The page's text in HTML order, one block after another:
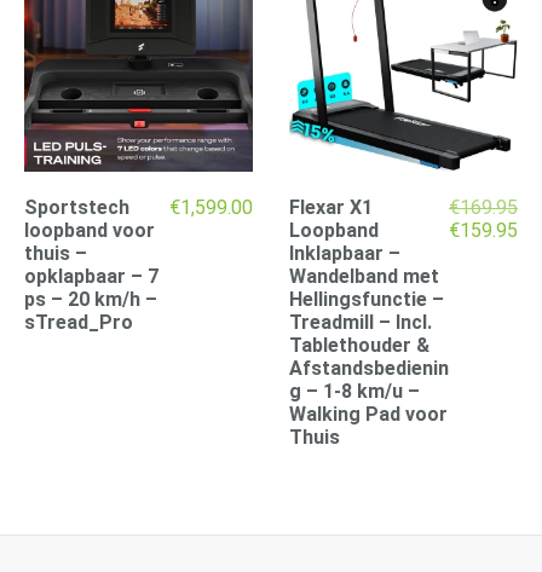
Sportstech
loopband voor
thuis –
opklapbaar – 7
ps – 20 km/h –
sTread_Pro
€1,599.00
Flexar X1
Loopband
Inklapbaar –
Wandelband met
Hellingsfunctie –
Treadmill – Incl.
Tablethouder &
Afstandsbedienin
g – 1-8 km/u –
Walking Pad voor
Thuis
€169.95
€159.95